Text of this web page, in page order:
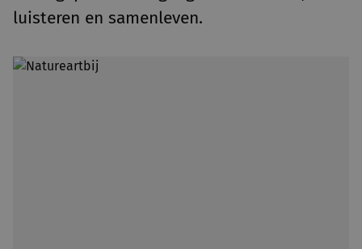
luisteren en samenleven.